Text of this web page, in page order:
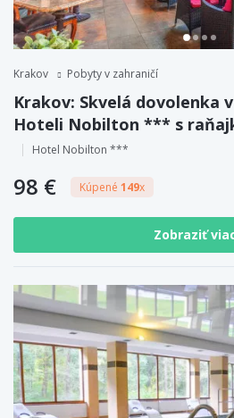
Krakov Pobyty v zahraničí
Krakov: Skvelá dovolenka
Hoteli Nobilton *** s
Hotel Nobilton ***
98 € Kúpené 149x
Zobraziť